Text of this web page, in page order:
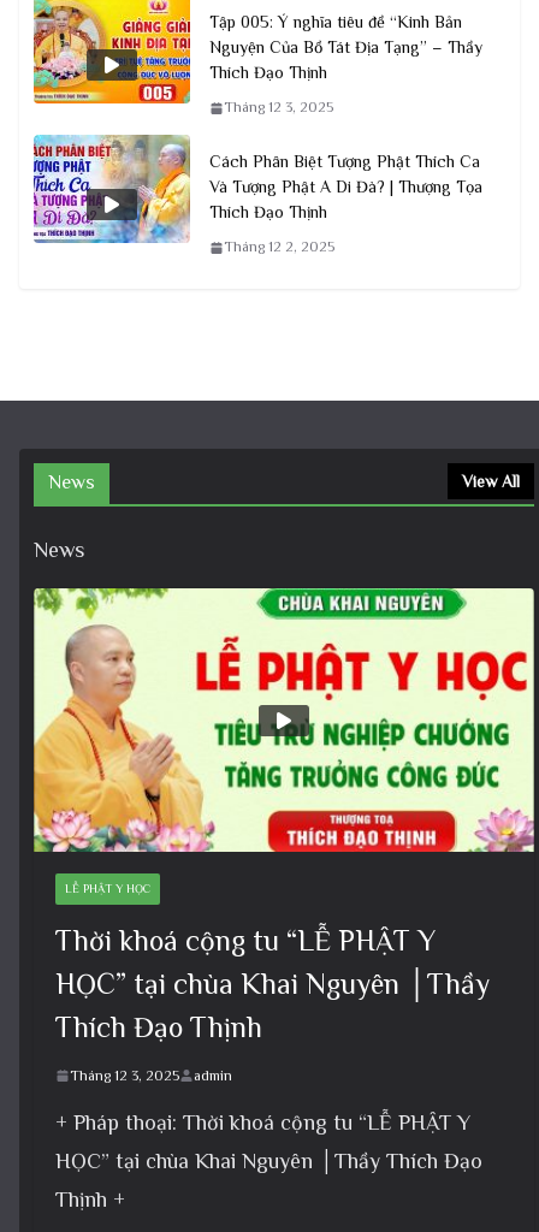
Tập 005: Ý nghĩa tiêu đề “Kinh Bản
Nguyện Của Bồ Tát Địa Tạng” – Thầy
Thích Đạo Thịnh
Tháng 12 3, 2025
Cách Phân Biệt Tượng Phật Thích Ca
Và Tượng Phật A Di Đà? | Thượng Tọa
Thích Đạo Thịnh
Tháng 12 2, 2025
News View All
News
LỄ PHẬT Y HỌC
Thời khoá cộng tu “LỄ PHẬT Y
HỌC” tại chùa Khai Nguyên │Thầy
Thích Đạo Thịnh
Tháng 12 3, 2025 admin
+ Pháp thoại: Thời khoá cộng tu “LỄ PHẬT Y
HỌC” tại chùa Khai Nguyên │Thầy Thích Đạo
Thịnh +